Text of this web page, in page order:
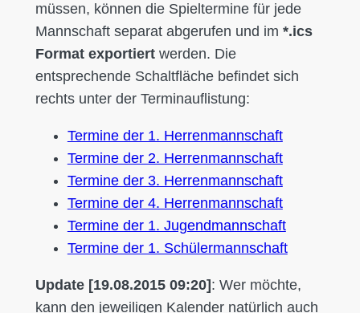
müssen, können die Spieltermine für jede
Mannschaft separat abgerufen und im *.ics
Format exportiertwerden. Die
entsprechende Schaltfläche befindet sich
rechts unter der Terminauflistung:
Termine der 1. Herrenmannschaft
Termine der 2. Herrenmannschaft
Termine der 3. Herrenmannschaft
Termine der 4. Herrenmannschaft
Termine der 1. Jugendmannschaft
Termine der 1. Schülermannschaft
Update [19.08.2015 09:20] : Wer möchte,
kann den jeweiligen Kalender natürlich auch